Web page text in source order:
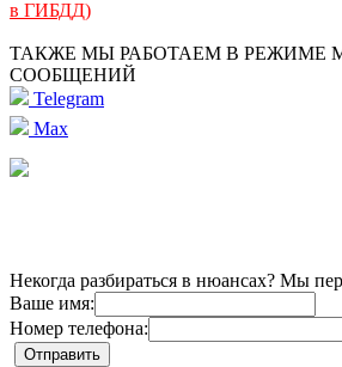
в ГИБДД)
ТАКЖЕ МЫ РАБОТАЕМ В РЕЖИМЕ
СООБЩЕНИЙ
Telegram
Max
Некогда разбираться в нюансах? Мы
Ваше имя:
Номер телефона: